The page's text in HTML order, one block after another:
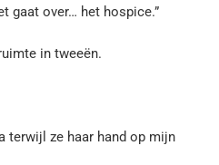
gaat over… het hospice.”
in tweeën.
terwijl ze haar hand op mijn